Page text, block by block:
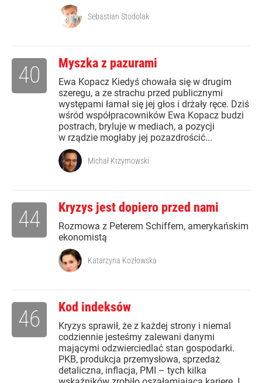
Sebastian Stodolak
Myszka z pazurami
Ewa Kopacz Kiedyś chowała się w drugim
szeregu, a ze strachu przed publicznymi
występami łamał się jej głos i drżały ręce. Dziś
wśród współpracowników Ewa Kopacz budzi
postrach, bryluje w mediach, a pozycji
w rządzie mogłaby jej pozazdrościć...
40
Michał Krzymowski
Kryzys jest dopiero przed nami
Rozmowa z Peterem Schiffem, amerykańskim
ekonomistą
44
Katarzyna Kozłowska
Kod indeksów
Kryzys sprawił, że z każdej strony i niemal
codziennie jesteśmy zalewani danymi
mającymi odzwierciedlać stan gospodarki.
PKB, produkcja przemysłowa, sprzedaż
detaliczna, inflacja, PMI – tych kilka
46